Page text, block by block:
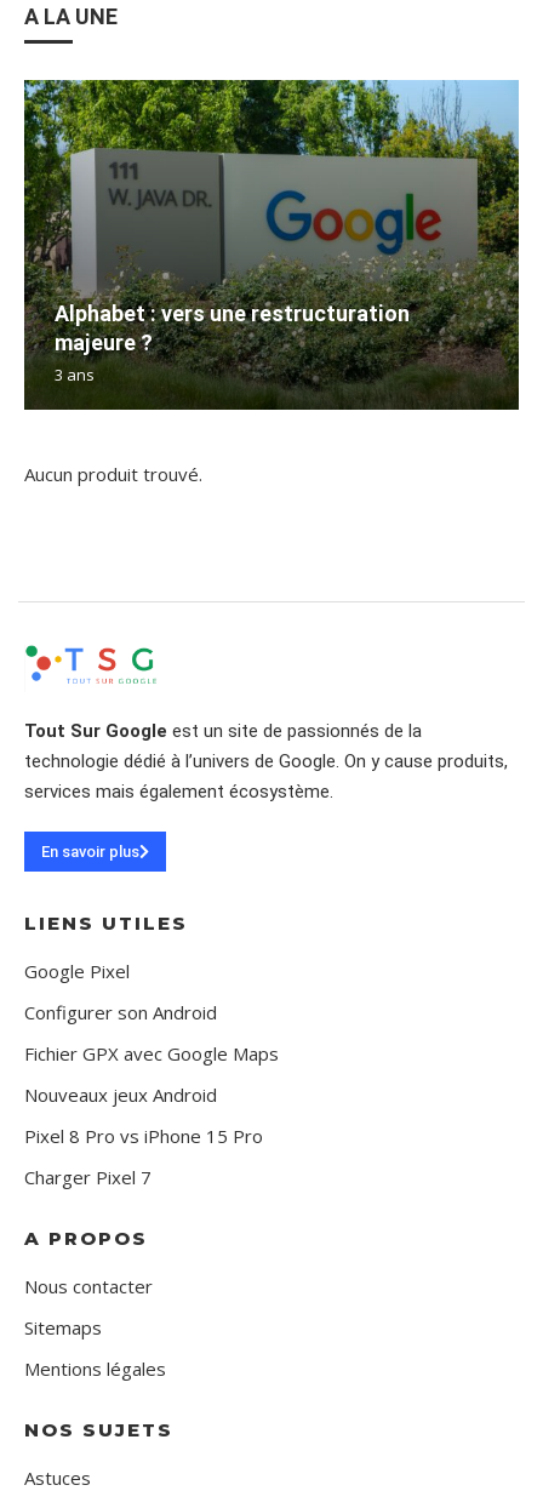
A LA UNE
Alphabet : vers une restructuration
majeure ?
3 ans
Aucun produit trouvé.
Tout Sur Google est un site de passionnés de la
technologie dédié à l’univers de Google. On y cause produits,
services mais également écosystème.
En savoir plus
LIENS UTILES
Google Pixel
Configurer son Android
Fichier GPX avec Google Maps
Nouveaux jeux Android
Pixel 8 Pro vs iPhone 15 Pro
Charger Pixel 7
A PROPOS
Nous contacter
Sitemaps
Mentions légales
NOS SUJETS
Astuces